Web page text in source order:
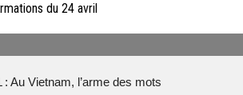
Thaïlande
du 24 avril
Au Vietnam, l’arme des mots